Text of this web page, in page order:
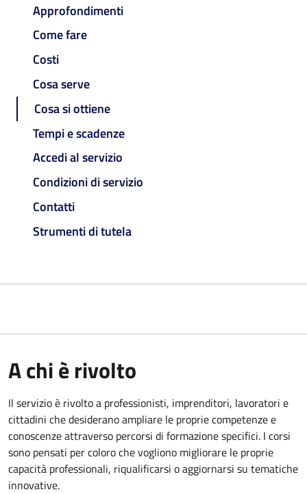
Approfondimenti
Come fare
Costi
Cosa serve
Cosa si ottiene
Tempi e scadenze
Accedi al servizio
Condizioni di servizio
Contatti
Strumenti di tutela
A chi è rivolto
Il servizio è rivolto a professionisti, imprenditori, lavoratori e
cittadini che desiderano ampliare le proprie competenze e
conoscenze attraverso percorsi di formazione specifici. I corsi
sono pensati per coloro che vogliono migliorare le proprie
capacità professionali, riqualificarsi o aggiornarsi su tematiche
innovative.